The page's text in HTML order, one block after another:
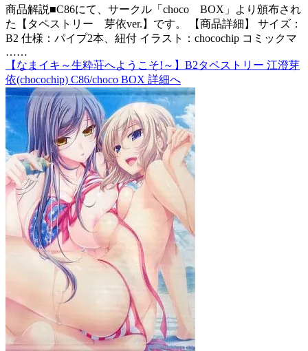
商品解説■C86にて、サークル「choco BOX」より頒布され
た【タペストリー 芽依ver.】です。 【商品詳細】 サイズ：
B2 仕様：パイプ2本、紐付 イラスト：chocochip コミックマ
……
【なまイキ～生粋荘へようこそ!～】B2タペストリー 江澄芽
依(chocochip) C86/choco BOX 詳細へ